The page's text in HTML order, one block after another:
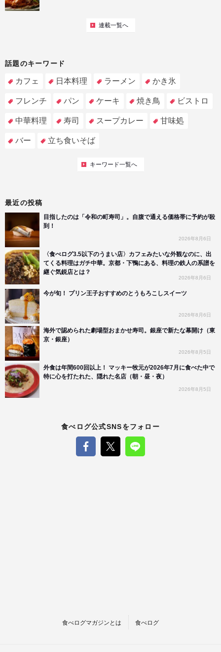
連載一覧へ
話題のキーワード
カフェ 日本料理 ラーメン かき氷
フレンチ パン ケーキ 焼き鳥 ビストロ
中華料理 寿司 スープカレー 甘味処
バー 立ち食いそば
キーワード一覧へ
最近の投稿
目指したのは「令和の町寿司」。自腹で通える価格帯に予約が殺
到！
2026年8月6日
〈食べログ3.5以下のうまい店〉カフェみたいな外観なのに、出
てくる料理はガチ中華。京都・下鴨にある、料理の鉄人の系譜を
継ぐ気鋭店とは？
2026年8月6日
今が旬！ プリン王子おすすめのとうもろこしスイーツ
2026年8月6日
海外で認められた劇場型おまかせ寿司。銀座で新たな幕開け（東
京・銀座）
2026年8月5日
外食は年間600回以上！ マッキー牧元が2026年7月に食べた中で
特に心を打たれた、隠れた名店（朝・昼・夜）
2026年8月5日
食べログ公式SNSをフォロー
食べログマガジンとは 食べログ